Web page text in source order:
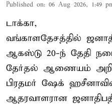
Published on: 06 Aug 2026, 1:49
டாக்கா,
வங்காளதேசத்தில்
ஆகஸ்டு 20-ந் தேதி
தேர்தல் ஆணையம்
பிரதமர் ஷேக்
ஆதரவாளரான